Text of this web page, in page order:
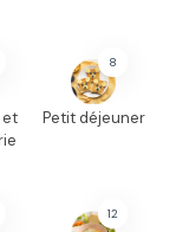
et
8
Petit déjeuner
12